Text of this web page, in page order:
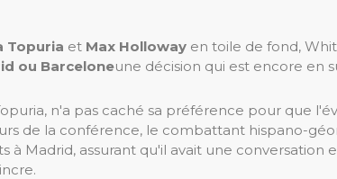
Topuria et Max Holloway en toile de fond,
ou Barceloneune décision qui est encore en
n'a pas caché sa préférence pour que
de la conférence, le combattant hispano-
à Madrid, assurant qu'il avait une conversation